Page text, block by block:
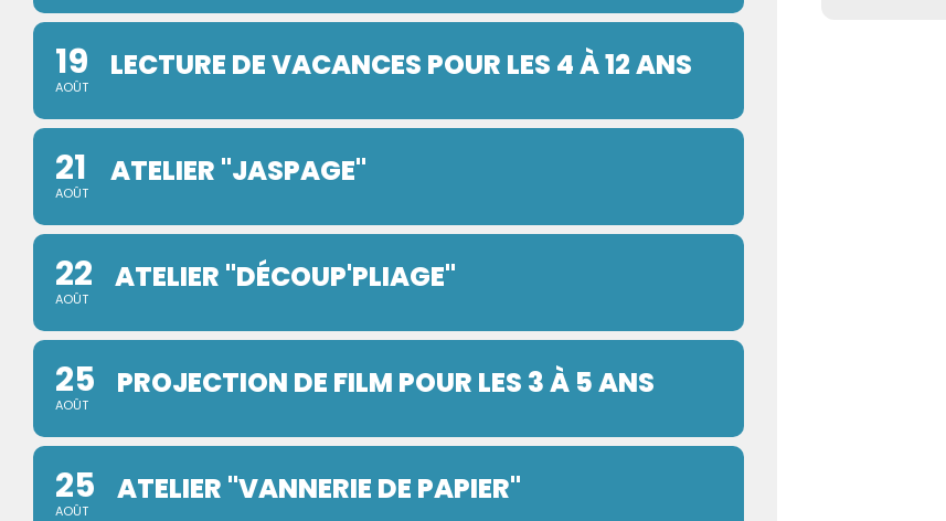
19
AOÛT
LECTURE DE VACANCES POUR LES 4 À 12 ANS
21
AOÛT
ATELIER "JASPAGE"
22
AOÛT
ATELIER "DÉCOUP'PLIAGE"
25
AOÛT
PROJECTION DE FILM POUR LES 3 À 5 ANS
25
AOÛT
ATELIER "VANNERIE DE PAPIER"